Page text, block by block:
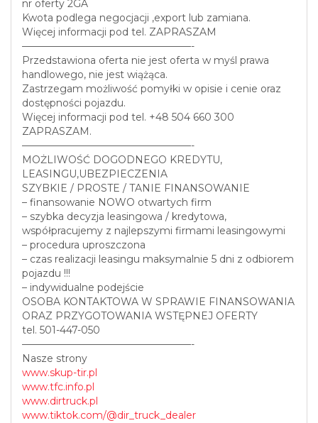
nr oferty 2GA
Kwota podlega negocjacji ,export lub zamiana.
Więcej informacji pod tel. ZAPRASZAM
—————————————————-
Przedstawiona oferta nie jest oferta w myśl prawa
handlowego, nie jest wiążąca.
Zastrzegam możliwość pomyłki w opisie i cenie oraz
dostępności pojazdu.
Więcej informacji pod tel. +48 504 660 300
ZAPRASZAM.
—————————————————-
MOŻLIWOŚĆ DOGODNEGO KREDYTU,
LEASINGU,UBEZPIECZENIA
SZYBKIE / PROSTE / TANIE FINANSOWANIE
– finansowanie NOWO otwartych firm
– szybka decyzja leasingowa / kredytowa,
współpracujemy z najlepszymi firmami leasingowymi
– procedura uproszczona
– czas realizacji leasingu maksymalnie 5 dni z odbiorem
pojazdu !!!
– indywidualne podejście
OSOBA KONTAKTOWA W SPRAWIE FINANSOWANIA
ORAZ PRZYGOTOWANIA WSTĘPNEJ OFERTY
tel. 501-447-050
—————————————————-
Nasze strony
www.skup-tir.pl
www.tfc.info.pl
www.dirtruck.pl
www.tiktok.com/@dir_truck_dealer